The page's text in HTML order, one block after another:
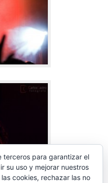
terceros para garantizar el
su uso y mejorar nuestros
cookies, rechazar las no